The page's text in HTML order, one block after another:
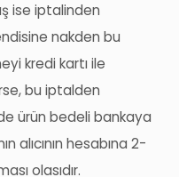
ise iptalinden
nakden bu
kredi kartı ile
bu iptalden
ürün bedeli bankaya
alıcının hesabına 2-
olasıdır.